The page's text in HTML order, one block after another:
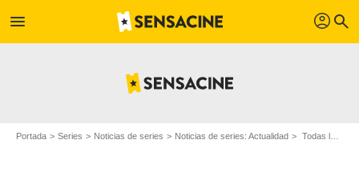
menu profil search
Portada Series Noticias de series Noticias de series: Actualidad Todas las películas y series que se estrenan en Netflix en la semana del 16 al 22 de diciembre